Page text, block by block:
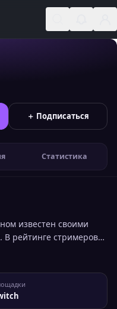
＋ Подписаться
Статистика
известен своими
В рейтинге стримеров
канала myachpro
пиковый онлайн
анализа вы